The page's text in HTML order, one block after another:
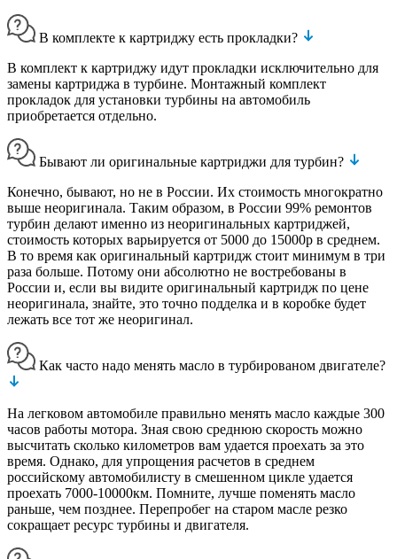
В комплекте к картриджу есть прокладки?
В комплект к картриджу идут прокладки исключительно для
замены картриджа в турбине. Монтажный комплект
прокладок для установки турбины на автомобиль
приобретается отдельно.
Бывают ли оригинальные картриджи для турбин?
Конечно, бывают, но не в России. Их стоимость многократно
выше неоригинала. Таким образом, в России 99% ремонтов
турбин делают именно из неоригинальных картриджей,
стоимость которых варьируется от 5000 до 15000р в среднем.
В то время как оригинальный картридж стоит минимум в три
раза больше. Потому они абсолютно не востребованы в
России и, если вы видите оригинальный картридж по цене
неоригинала, знайте, это точно подделка и в коробке будет
лежать все тот же неоригинал.
Как часто надо менять масло в турбированом двигателе?
На легковом автомобиле правильно менять масло каждые 300
часов работы мотора. Зная свою среднюю скорость можно
высчитать сколько километров вам удается проехать за это
время. Однако, для упрощения расчетов в среднем
российскому автомобилисту в смешенном цикле удается
проехать 7000-10000км. Помните, лучше поменять масло
раньше, чем позднее. Перепробег на старом масле резко
сокращает ресурс турбины и двигателя.